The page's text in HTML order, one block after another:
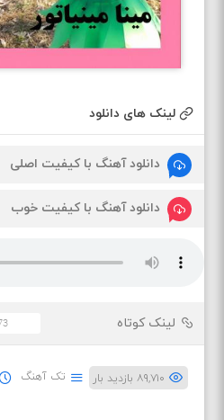
لینک های دانلود
دانلود آهنگ با کیفیت اصلی
دانلود آهنگ با کیفیت خوب
لینک کوتاه
۸۹,۷۱۰ بازدید بار تک آهنگ